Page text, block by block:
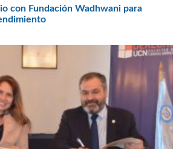
con Fundación Wadhwani para